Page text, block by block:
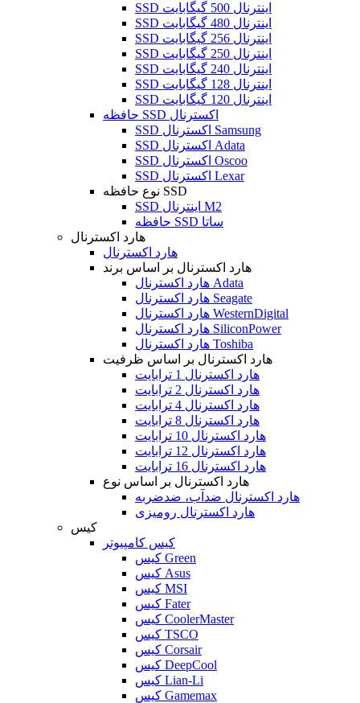
SSD اینترنال 500 گیگابایت
SSD اینترنال 480 گیگابایت
SSD اینترنال 256 گیگابایت
SSD اینترنال 250 گیگابایت
SSD اینترنال 240 گیگابایت
SSD اینترنال 128 گیگابایت
SSD اینترنال 120 گیگابایت
حافظه SSD اکسترنال
SSD اکسترنال Samsung
SSD اکسترنال Adata
SSD اکسترنال Oscoo
SSD اکسترنال Lexar
نوع حافظه SSD
SSD اینترنال M2
حافظه SSD ساتا
هارد اکسترنال
هارد اکسترنال
هارد اکسترنال بر اساس برند
هارد اکسترنال Adata
هارد اکسترنال Seagate
هارد اکسترنال WesternDigital
هارد اکسترنال SiliconPower
هارد اکسترنال Toshiba
هارد اکسترنال بر اساس ظرفیت
هارد اکسترنال 1 ترابایت
هارد اکسترنال 2 ترابایت
هارد اکسترنال 4 ترابایت
هارد اکسترنال 8 ترابایت
هارد اکسترنال 10 ترابایت
هارد اکسترنال 12 ترابایت
هارد اکسترنال 16 ترابایت
هارد اکسترنال بر اساس نوع
هارد اکسترنال ضدآب، ضدضربه
هارد اکسترنال رومیزی
کیس
کیس کامپیوتر
کیس Green
کیس Asus
کیس MSI
کیس Fater
کیس CoolerMaster
کیس TSCO
کیس Corsair
کیس DeepCool
کیس Lian-Li
کیس Gamemax